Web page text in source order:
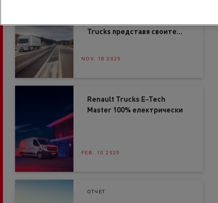
Trucks представя своите
разстояния
NOV. 18 2025
Renault Trucks E-Tech
Master 100% електрически
FEB. 10 2025
ОТЧЕТ